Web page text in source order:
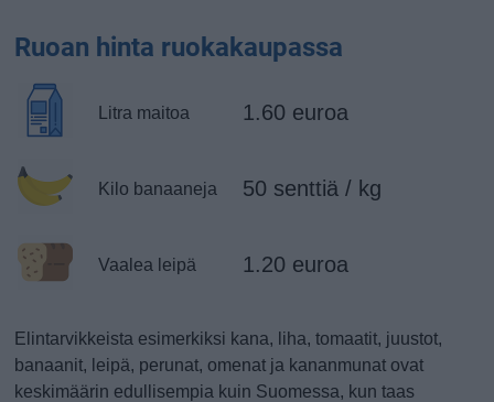
Ruoan hinta ruokakaupassa
Litra maitoa 1.60 euroa
Kilo banaaneja 50 senttiä / kg
Vaalea leipä 1.20 euroa
Elintarvikkeista esimerkiksi kana, liha, tomaatit, juustot,
banaanit, leipä, perunat, omenat ja kananmunat ovat
keskimäärin edullisempia kuin Suomessa, kun taas